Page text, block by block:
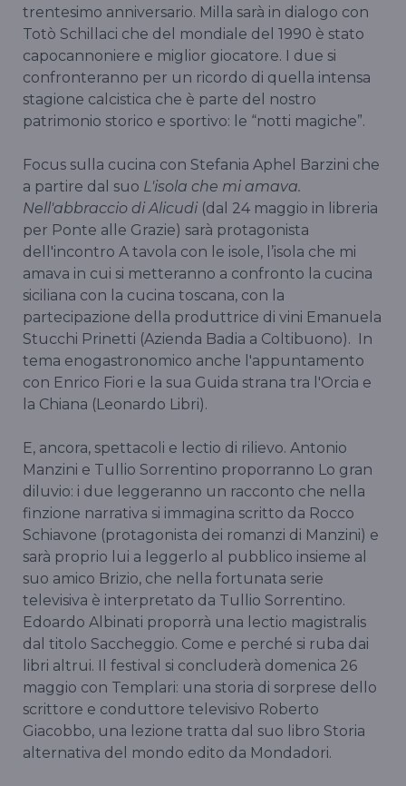
trentesimo anniversario. Milla sarà in dialogo con
Totò Schillaci che del mondiale del 1990 è stato
capocannoniere e miglior giocatore. I due si
confronteranno per un ricordo di quella intensa
stagione calcistica che è parte del nostro
patrimonio storico e sportivo: le “notti magiche”.
Focus sulla cucina con Stefania Aphel Barzini che
a partire dal suo L'isola che mi amava.
Nell'abbraccio di Alicudi (dal 24 maggio in libreria
per Ponte alle Grazie) sarà protagonista
dell'incontro A tavola con le isole, l’isola che mi
amava in cui si metteranno a confronto la cucina
siciliana con la cucina toscana, con la
partecipazione della produttrice di vini Emanuela
Stucchi Prinetti (Azienda Badia a Coltibuono). In
tema enogastronomico anche l'appuntamento
con Enrico Fiori e la sua Guida strana tra l'Orcia e
la Chiana (Leonardo Libri).
E, ancora, spettacoli e lectio di rilievo. Antonio
Manzini e Tullio Sorrentino proporranno Lo gran
diluvio: i due leggeranno un racconto che nella
finzione narrativa si immagina scritto da Rocco
Schiavone (protagonista dei romanzi di Manzini) e
sarà proprio lui a leggerlo al pubblico insieme al
suo amico Brizio, che nella fortunata serie
televisiva è interpretato da Tullio Sorrentino.
Edoardo Albinati proporrà una lectio magistralis
dal titolo Saccheggio. Come e perché si ruba dai
libri altrui. Il festival si concluderà domenica 26
maggio con Templari: una storia di sorprese dello
scrittore e conduttore televisivo Roberto
Giacobbo, una lezione tratta dal suo libro Storia
alternativa del mondo edito da Mondadori.